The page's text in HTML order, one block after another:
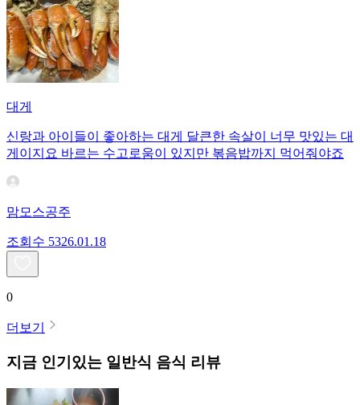
대게
신랑과 아이들이 좋아하는 대게 달큰한 속살이 너무 맛있는 대
게이지요 바르는 수고로움이 있지만 볶음밥까지 먹어줘야죠
맘모스공주
조회수 5326.01.18
0
더보기
지금 인기있는 일반식 음식 리뷰